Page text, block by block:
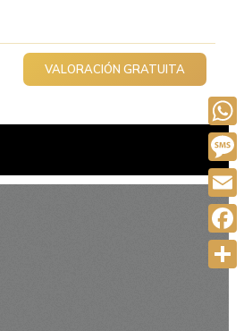
VALORACIÓN GRATUITA
Email